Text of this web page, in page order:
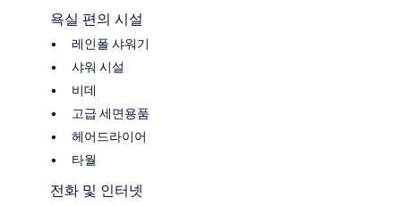
욕실 편의 시설
레인폴 샤워기
샤워 시설
비데
고급 세면용품
헤어드라이어
타월
전화 및 인터넷